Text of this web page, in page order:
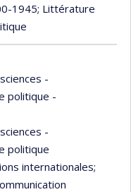
1945; Littérature
-
politique -
-
politique
internationales;